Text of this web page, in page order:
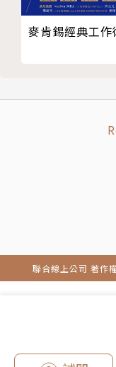
售系統，30歲前
案例。2014 年，
人際網絡，也因
他真正熱愛的是
有國家演講者協
業務成長、銷售
等領域，廣受跨
実瑠茜
政大英語系畢
日文編輯多年，
自由譯者。譯作
麥肯錫經典工作
聯合線上公司 著